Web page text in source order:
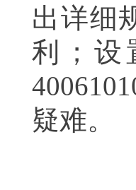
出详细
利；设
疑难。